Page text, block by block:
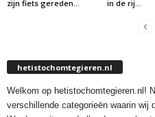
zijn fiets gereden…
in de rij…
hetistochomtegieren.nl
Welkom op hetistochomtegieren.nl!
verschillende categorieën waarin wij